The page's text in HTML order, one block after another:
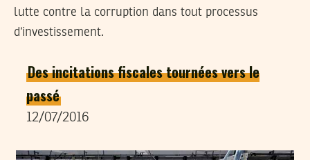
lutte contre la corruption dans tout processus
d‘investissement.
Des incitations fiscales tournées vers le
passé
12/07/2016